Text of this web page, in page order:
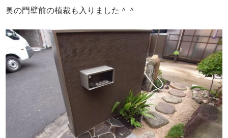
奥の門壁前の植裁も入りました＾＾